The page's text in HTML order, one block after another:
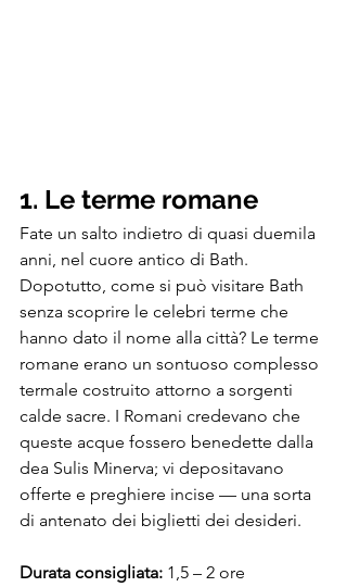
1. Le terme romane
Fate un salto indietro di quasi duemila
anni, nel cuore antico di Bath.
Dopotutto, come si può visitare Bath
senza scoprire le celebri terme che
hanno dato il nome alla città? Le terme
romane erano un sontuoso complesso
termale costruito attorno a sorgenti
calde sacre. I Romani credevano che
queste acque fossero benedette dalla
dea Sulis Minerva; vi depositavano
offerte e preghiere incise — una sorta
di antenato dei biglietti dei desideri.
Durata consigliata: 1,5 – 2 ore